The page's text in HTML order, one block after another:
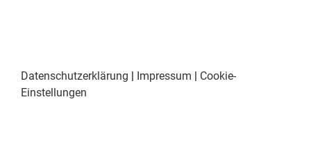
Datenschutzerklärung Impressum
Cookie-
Einstellungen